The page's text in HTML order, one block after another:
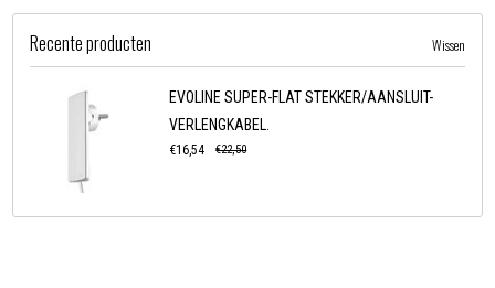
Recente producten Wissen
EVOLINE SUPER-FLAT STEKKER/AANSLUIT-
VERLENGKABEL.
€16,54 €22,50